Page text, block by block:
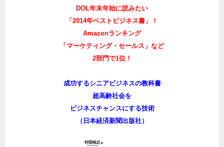
DOL年末年始に読みたい
「2014年ベストビジネス書」！
Amazonランキング
「マーケティング・セールス」など
2部門で1位！
成功するシニアビジネスの教科書
超高齢社会を
ビジネスチャンスにする技術
（日本経済新聞出版社）